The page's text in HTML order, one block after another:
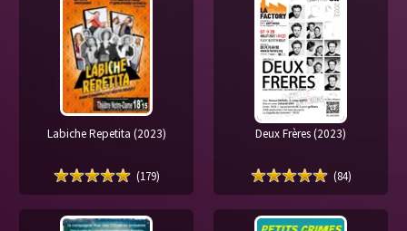
Labiche Repetita (2023)
(179)
Deux Frères (2023)
(84)